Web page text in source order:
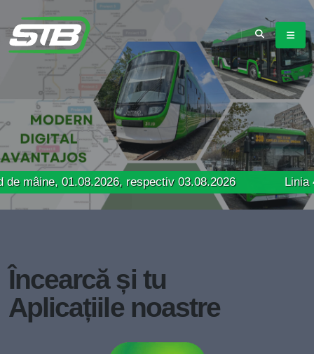
01.08.2026, respectiv 03.08.2026 Linia 41 –
Încearcă și tu
Aplicațiile noastre